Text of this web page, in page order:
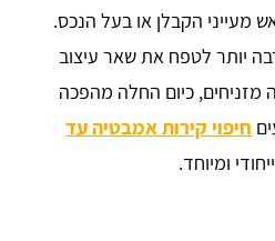
מעייני הקבלן או בעל הנכס.
יותר לטפח את שאר עיצוב
מזניחים, כיום החלה מהפכה
חיפוי קירות אמבטיה עד
ומיוחד.